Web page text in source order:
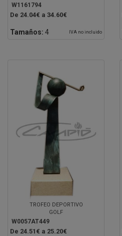
W1161794
De 24.04€ a 34.60€
Tamaños: 4 IVA no incluido
TROFEO DEPORTIVO
GOLF
W0057AT449
De 24.51€ a 25.20€